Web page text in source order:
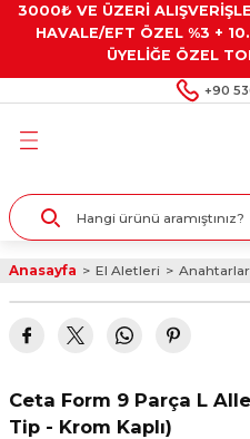
3000₺ VE ÜZERİ
HAVALE/EFT ÖZEL %3 +
ÜYELİĞE ÖZEL
+90
Geri Dön
Geri Dön
Geri Dön
Gresler
Geri Dön
Alet Setleri
Geri Dön
Taşları ve
Anasayfa El Aletleri
Ceta Form 9 Parça L
Tip - Krom Kaplı)